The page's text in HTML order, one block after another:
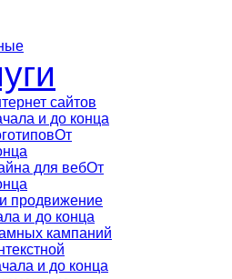
сайтов
и до конца
От
для вебОт
продвижение
и до конца
кампаний
и до конца